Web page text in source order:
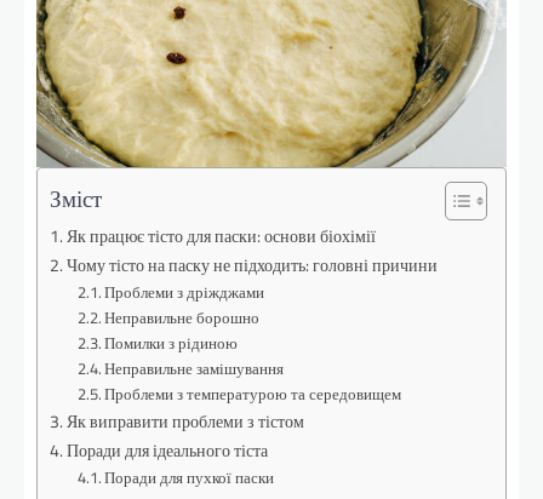
Зміст
Як працює тісто для паски: основи біохімії
Чому тісто на паску не підходить: головні причини
Проблеми з дріжджами
Неправильне борошно
Помилки з рідиною
Неправильне замішування
Проблеми з температурою та середовищем
Як виправити проблеми з тістом
Поради для ідеального тіста
Поради для пухкої паски